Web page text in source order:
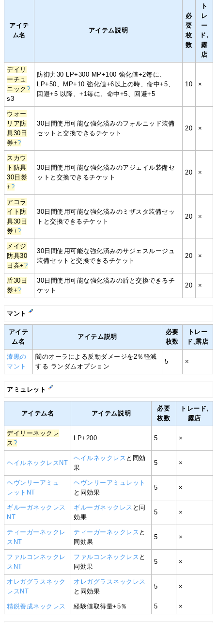
アイテ
ム名
アイテム説明
必
要
枚
数
ト
レ
ー
ド,
露
店
デイリ
ーチュ
ニック ?
s3
防御力30 LP+300 MP+100 強化値+2毎に、
LP+50、MP+10 強化値+6以上の時、命中+5、
回避+5 以降、+1毎に、命中+5、回避+5
10 ×
ウォー
リア防
具30日
券+?
30日間使用可能な強化済みのフォルニッド装備
セットと交換できるチケット
20 ×
スカウ
ト防具
30日券
+?
30日間使用可能な強化済みのアジェイル装備セ
ットと交換できるチケット
20 ×
アコラ
イト防
具30日
券+?
30日間使用可能な強化済みのミザスタ装備セッ
トと交換できるチケット
20 ×
メイジ
防具30
日券+?
30日間使用可能な強化済みのサジェスルージュ
装備セットと交換できるチケット
20 ×
盾30日
券+?
30日間使用可能な強化済みの盾と交換できるチ
ケット
20 ×
マント
アイテ
ム名
アイテム説明
必要
枚数
トレー
ド,露店
漆黒の
マント
闇のオーラによる反動ダメージを2％軽減
する ランダムオプション
5 ×
アミュレット
アイテム名 アイテム説明
必要
枚数
トレード,
露店
デイリーネックレ
ス ?
LP+200 5 ×
ヘイルネックレスNT
ヘイルネックレス と同効
果
5 ×
ヘヴンリーアミュ
レットNT
ヘヴンリーアミュレット
と同効果
5 ×
ギルーガネックレス
NT
ギルーガネックレス と同
効果
5 ×
ティーガーネックレ
スNT
ティーガーネックレス と
同効果
5 ×
ファルコンネックレ
スNT
ファルコンネックレス と
同効果
5 ×
オレガグラスネック
レスNT
オレガグラスネックレス
と同効果
5 ×
精鋭養成ネックレス 経験値取得量+5％ 5 ×